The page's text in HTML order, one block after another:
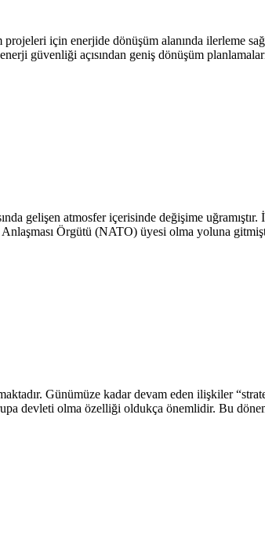
için enerjide dönüşüm alanında ilerleme
güvenliği açısından geniş dönüşüm planlamaları
gelişen atmosfer içerisinde değişime
Anlaşması Örgütü (NATO) üyesi olma yoluna
Günümüze kadar devam eden ilişkiler
devleti olma özelliği oldukça önemlidir. Bu